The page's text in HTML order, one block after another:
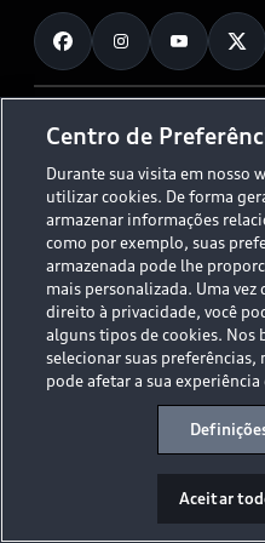
Planejamento de recarga
O Legado do S
Audi Driving Experience
ESG
Tecnologias Audi
Audi Collection
Fale Conosco
Trabalhe Conosco
© 2026 AUDI AG. All
Políticas de Privacidade
Aviso Legal
Proteção de
Sala de Imprensa
Desacelere. Seu
Centro de
Durante sua visita em nosso
utilizar cookies. De forma
armazenar informações
como por exemplo, suas
armazenada pode lhe
mais personalizada. Uma vez
direito à privacidade, você
alguns tipos de cookies. Nos
selecionar suas
pode afetar a sua experiência
Aceitar